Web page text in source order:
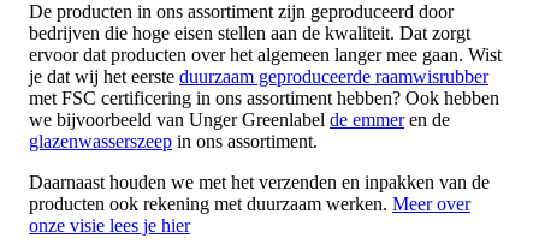
De producten in ons assortiment zijn geproduceerd door
bedrijven die hoge eisen stellen aan de kwaliteit. Dat zorgt
ervoor dat producten over het algemeen langer mee gaan. Wist
je dat wij het eerste duurzaam geproduceerde raamwisrubber
met FSC certificering in ons assortiment hebben? Ook hebben
we bijvoorbeeld van Unger Greenlabel de emmeren de
glazenwasserszeep in ons assortiment.
Daarnaast houden we met het verzenden en inpakken van de
producten ook rekening met duurzaam werken. Meer over
onze visie lees je hier